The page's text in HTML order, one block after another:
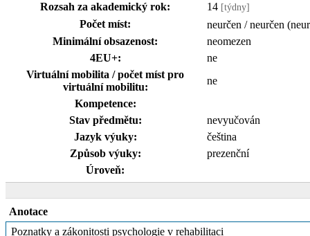
Rozsah za akademický rok: 14 [týdny]
Počet míst:
neurčen / neurčen
Minimální obsazenost:
neomezen
4EU+:
ne
Virtuální mobilita / počet míst pro
virtuální mobilitu:
ne
Kompetence:
Stav předmětu:
nevyučován
Jazyk výuky:
čeština
Způsob výuky:
prezenční
Úroveň:
Anotace
Poznatky a zákonitosti psychologie v rehabilitaci